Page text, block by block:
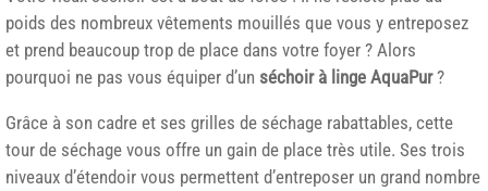
poids des nombreux vêtements mouillés que vous y entreposez
et prend beaucoup trop de place dans votre foyer ? Alors
pourquoi ne pas vous équiper d’un séchoir à linge AquaPur?
Grâce à son cadre et ses grilles de séchage rabattables, cette
tour de séchage vous offre un gain de place très utile. Ses trois
niveaux d’étendoir vous permettent d’entreposer un grand nombre